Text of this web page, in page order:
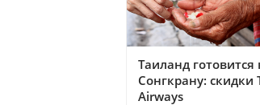
Таиланд готовится
Сонгкрану: скидки
Airways